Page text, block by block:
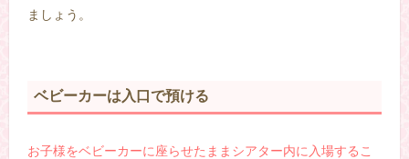
ましょう。
ベビーカーは入口で預ける
お子様をベビーカーに座らせたままシアター内に入場するこ